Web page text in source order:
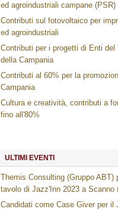
ed agroindustriali campane (PSR)
Contributi sul fotovoltaico per
ed agroindustriali
Contributi per i progetti di Enti del
della Campania
Contributi al 60% per la
Campania
Cultura e creatività, contributi a
fino all'80%
ULTIMI EVENTI
Themis Consulting (Gruppo ABT)
tavolo di Jazz'Inn 2023 a Scanno
Candidati come Case Giver per il